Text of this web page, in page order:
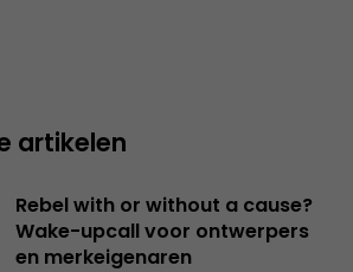
artikelen
Rebel with or without a cause?
Wake-upcall voor ontwerpers
en merkeigenaren